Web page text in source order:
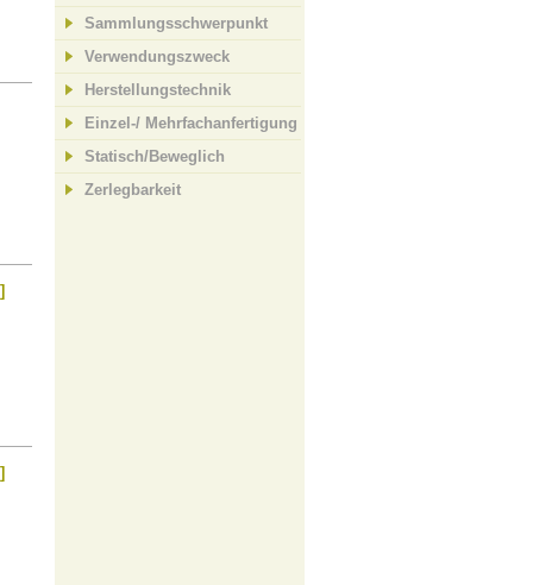
Sammlungsschwerpunkt
Verwendungszweck
Herstellungstechnik
Einzel-/ Mehrfachanfertigung
Statisch/Beweglich
Zerlegbarkeit